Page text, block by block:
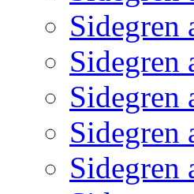
Sidegren
Sidegren
Sidegren
Sidegren
Sidegren